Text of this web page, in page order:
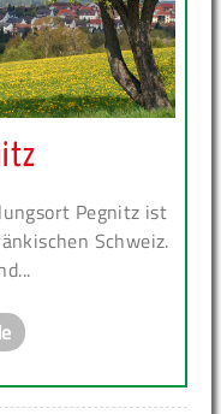
Pegnitz ist
Schweiz.